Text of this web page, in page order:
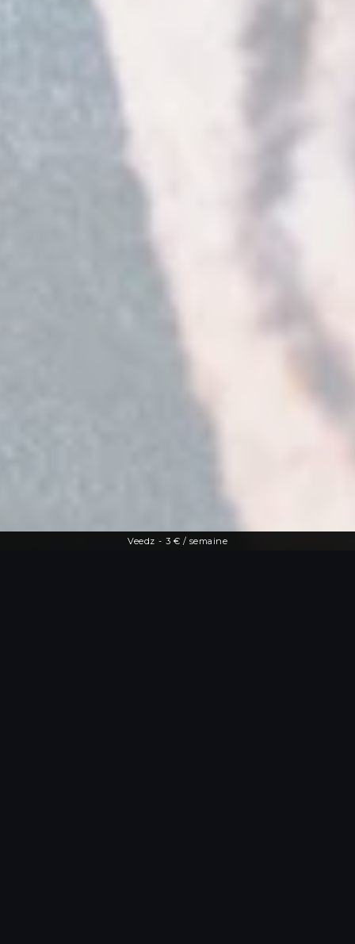
Veedz - 3 € / semaine